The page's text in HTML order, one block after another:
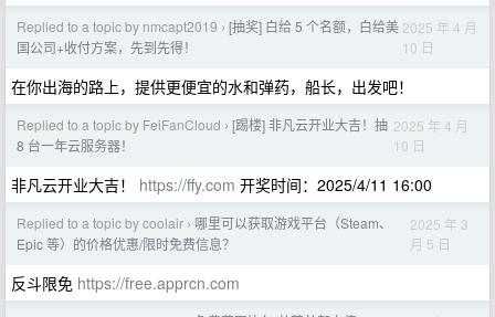
Replied to a topic by nmcapt2019 › [抽奖] 白给 5 个名额，白给美
国公司+收付方案，先到先得！
2025 年 4 月
10 日
在你出海的路上，提供更便宜的水和弹药，船长，出发吧！
Replied to a topic by FeiFanCloud › [踢楼] 非凡云开业大吉！抽
8 台一年云服务器！
2025 年 4 月
10 日
非凡云开业大吉！ https://ffy.com 开奖时间：2025/4/11 16:00
Replied to a topic by coolair › 哪里可以获取游戏平台（Steam、
Epic 等）的价格优惠/限时免费信息？
2025 年 3
月 5 日
反斗限免 https://free.apprcn.com